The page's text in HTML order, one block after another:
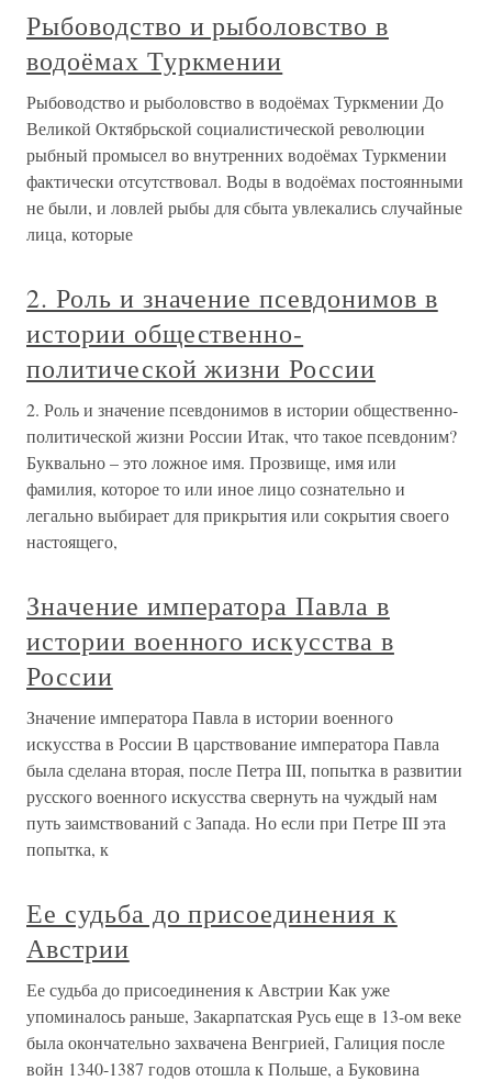
Рыбоводство и рыболовство в
водоёмах Туркмении
Рыбоводство и рыболовство в водоёмах Туркмении До
Великой Октябрьской социалистической революции
рыбный промысел во внутренних водоёмах Туркмении
фактически отсутствовал. Воды в водоёмах постоянными
не были, и ловлей рыбы для сбыта увлекались случайные
лица, которые
2. Роль и значение псевдонимов в
истории общественно-
политической жизни России
2. Роль и значение псевдонимов в истории общественно-
политической жизни России Итак, что такое псевдоним?
Буквально – это ложное имя. Прозвище, имя или
фамилия, которое то или иное лицо сознательно и
легально выбирает для прикрытия или сокрытия своего
настоящего,
Значение императора Павла в
истории военного искусства в
России
Значение императора Павла в истории военного
искусства в России В царствование императора Павла
была сделана вторая, после Петра III, попытка в развитии
русского военного искусства свернуть на чуждый нам
путь заимствований с Запада. Но если при Петре III эта
попытка, к
Ее судьба до присоединения к
Австрии
Ее судьба до присоединения к Австрии Как уже
упоминалось раньше, Закарпатская Русь еще в 13-ом веке
была окончательно захвачена Венгрией, Галиция после
войн 1340-1387 годов отошла к Польше, а Буковина